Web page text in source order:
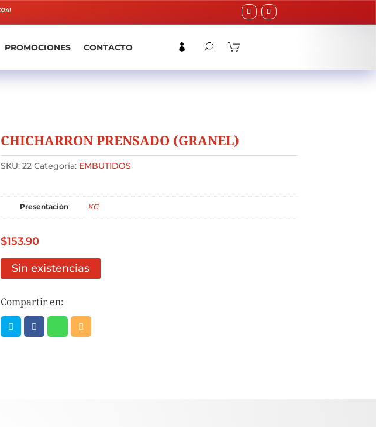
PROMOCIONES CONTACTO
CHICHARRON PRENSADO (GRANEL)
SKU: 22 Categoría: EMBUTIDOS
Presentación KG
$153.90
Sin existencias
Compartir en: